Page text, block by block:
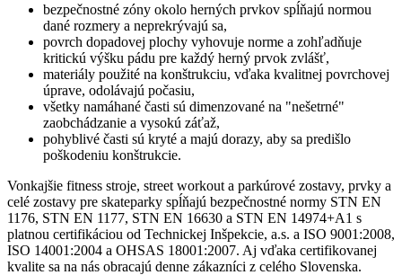
bezpečnostné zóny okolo herných prvkov spĺňajú normou
dané rozmery a neprekrývajú sa,
povrch dopadovej plochy vyhovuje norme a zohľadňuje
kritickú výšku pádu pre každý herný prvok zvlášť,
materiály použité na konštrukciu, vďaka kvalitnej povrchovej
úprave, odolávajú počasiu,
všetky namáhané časti sú dimenzované na "nešetrné"
zaobchádzanie a vysokú záťaž,
pohyblivé časti sú kryté a majú dorazy, aby sa predišlo
poškodeniu konštrukcie.
Vonkajšie fitness stroje, street workout a parkúrové zostavy, prvky a
celé zostavy pre skateparky spĺňajú bezpečnostné normy STN EN
1176, STN EN 1177, STN EN 16630 a STN EN 14974+A1 s
platnou certifikáciou od Technickej Inšpekcie, a.s. a ISO 9001:2008,
ISO 14001:2004 a OHSAS 18001:2007. Aj vďaka certifikovanej
kvalite sa na nás obracajú denne zákazníci z celého Slovenska.